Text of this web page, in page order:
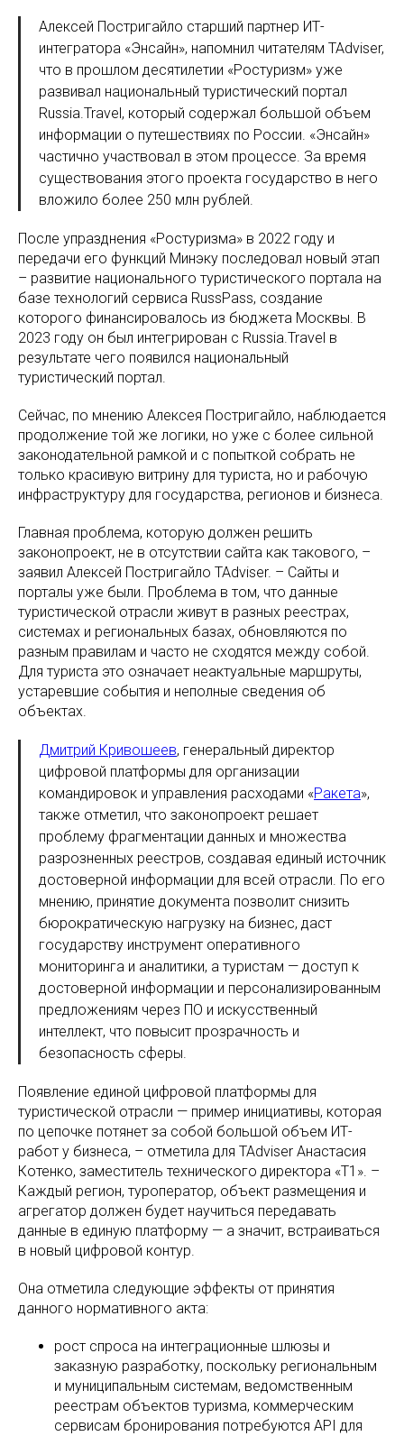
Алексей Постригайло старший партнер ИТ-
интегратора «Энсайн», напомнил читателям TAdviser,
что в прошлом десятилетии «Ростуризм» уже
развивал национальный туристический портал
Russia.Travel, который содержал большой объем
информации о путешествиях по России. «Энсайн»
частично участвовал в этом процессе. За время
существования этого проекта государство в него
вложило более 250 млн рублей.
После упразднения «Ростуризма» в 2022 году и
передачи его функций Минэку последовал новый этап
– развитие национального туристического портала на
базе технологий сервиса RussPass, создание
которого финансировалось из бюджета Москвы. В
2023 году он был интегрирован с Russia.Travel в
результате чего появился национальный
туристический портал.
Сейчас, по мнению Алексея Постригайло, наблюдается
продолжение той же логики, но уже с более сильной
законодательной рамкой и с попыткой собрать не
только красивую витрину для туриста, но и рабочую
инфраструктуру для государства, регионов и бизнеса.
Главная проблема, которую должен решить
законопроект, не в отсутствии сайта как такового, –
заявил Алексей Постригайло TAdviser. – Сайты и
порталы уже были. Проблема в том, что данные
туристической отрасли живут в разных реестрах,
системах и региональных базах, обновляются по
разным правилам и часто не сходятся между собой.
Для туриста это означает неактуальные маршруты,
устаревшие события и неполные сведения об
объектах.
Дмитрий Кривошеев, генеральный директор
цифровой платформы для организации
командировок и управления расходами «Ракета»,
также отметил, что законопроект решает
проблему фрагментации данных и множества
разрозненных реестров, создавая единый источник
достоверной информации для всей отрасли. По его
мнению, принятие документа позволит снизить
бюрократическую нагрузку на бизнес, даст
государству инструмент оперативного
мониторинга и аналитики, а туристам — доступ к
достоверной информации и персонализированным
предложениям через ПО и искусственный
интеллект, что повысит прозрачность и
безопасность сферы.
Появление единой цифровой платформы для
туристической отрасли — пример инициативы, которая
по цепочке потянет за собой большой объем ИТ-
работ у бизнеса, – отметила для TAdviser Анастасия
Котенко, заместитель технического директора «Т1». –
Каждый регион, туроператор, объект размещения и
агрегатор должен будет научиться передавать
данные в единую платформу — а значит, встраиваться
в новый цифровой контур.
Она отметила следующие эффекты от принятия
данного нормативного акта:
рост спроса на интеграционные шлюзы и
заказную разработку, поскольку региональным
и муниципальным системам, ведомственным
реестрам объектов туризма, коммерческим
сервисам бронирования потребуются API для